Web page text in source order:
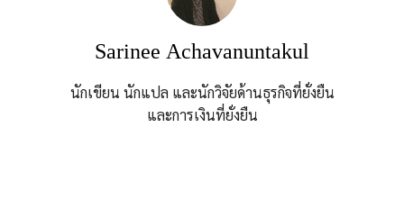
Sarinee Achavanuntakul
นักเขียน นักแปล และนักวิจัยด้านธุรกิจที่ยั่งยืน
และการเงินที่ยั่งยืน